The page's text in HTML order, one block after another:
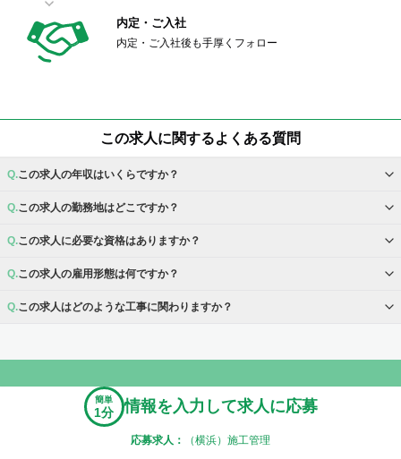
内定・ご入社
内定・ご入社後も手厚くフォロー
この求人に関するよくある質問
この求人の年収はいくらですか？
この求人の勤務地はどこですか？
この求人に必要な資格はありますか？
この求人の雇用形態は何ですか？
この求人はどのような工事に関わりますか？
簡単
1分 情報を入力して求人に応募
応募求人： （横浜）施工管理